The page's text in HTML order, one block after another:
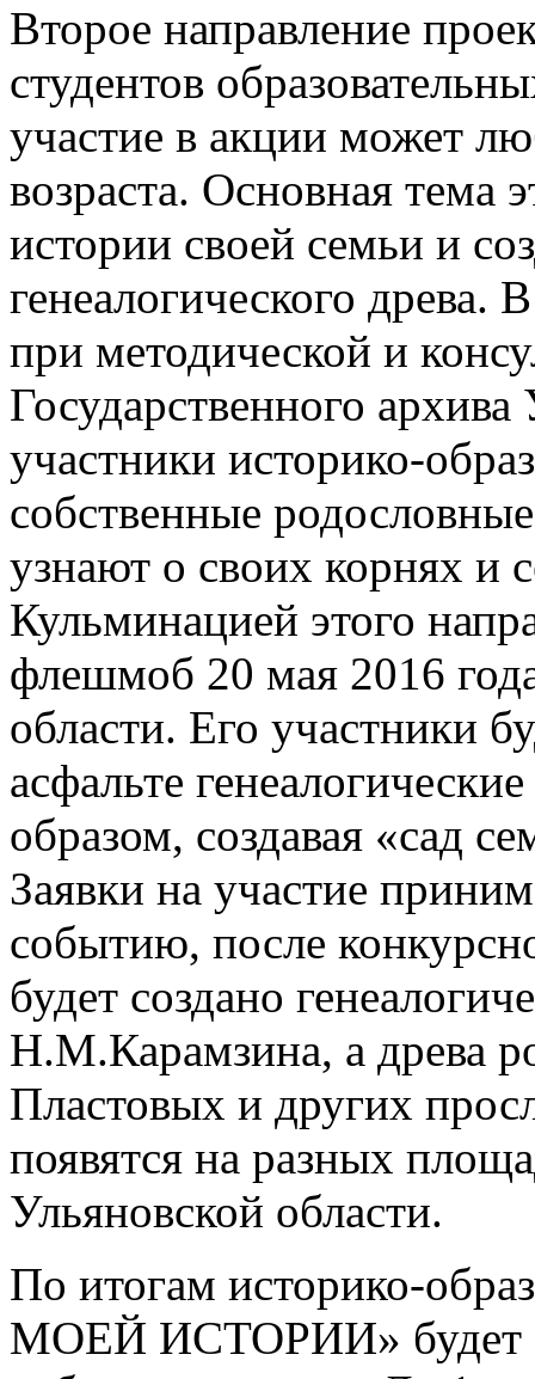
Второе направление
студентов
участие в акции может
возраста. Основная тема
истории своей семьи и
генеалогического древа.
при методической и
Государственного
участники историко-
собственные
узнают о своих корнях и
Кульминацией этого
флешмоб 20 мая 2016
области. Его участники
асфальте
образом, создавая «сад
Заявки на участие
событию, после
будет создано
Н.М.Карамзина, а древа
Пластовых и других
появятся на разных
Ульяновской области.
По итогам историко-
МОЕЙ ИСТОРИИ» будет